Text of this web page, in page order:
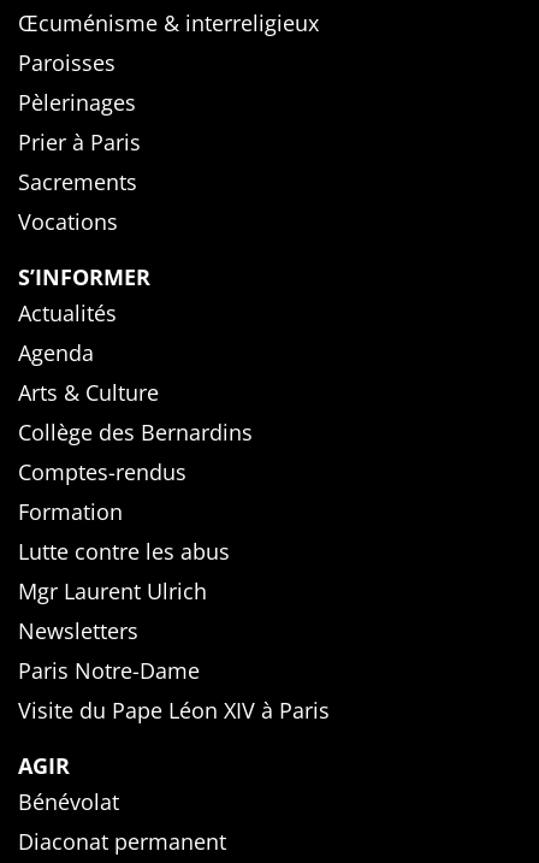
Œcuménisme & interreligieux
Paroisses
Pèlerinages
Prier à Paris
Sacrements
Vocations
S’INFORMER
Actualités
Agenda
Arts & Culture
Collège des Bernardins
Comptes-rendus
Formation
Lutte contre les abus
Mgr Laurent Ulrich
Newsletters
Paris Notre-Dame
Visite du Pape Léon XIV à Paris
AGIR
Bénévolat
Diaconat permanent